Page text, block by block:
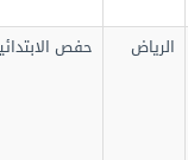
الرياض حفص الابتدائية